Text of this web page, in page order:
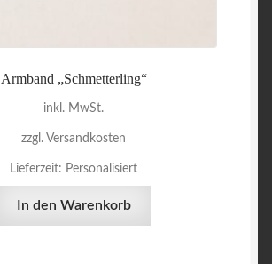
Armband „Schmetterling“
inkl. MwSt.
zzgl. Versandkosten
Lieferzeit: Personalisiert
In den Warenkorb